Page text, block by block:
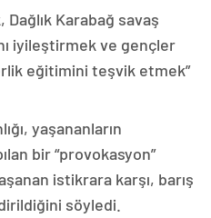
Karabağ savaş
iyileştirmek ve gençler
eğitimini teşvik etmek”
yaşananların
bir “provokasyon”
istikrara karşı, barış
söyledi.